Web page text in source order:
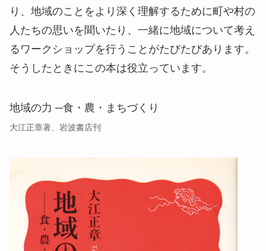
り、地域のことをより深く理解するために町や村の
人たちの思いを聞いたり、一緒に地域について考え
るワークショップを行うことがたびたびあります。
そうしたときにこの本は役立っています。
地域の力 ─食・農・まちづくり
大江正章著、岩波書店刊